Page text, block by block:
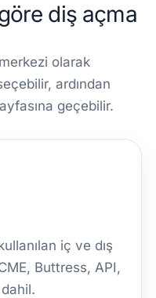
diş açma
olarak
ardından
geçebilir.
iç ve dış
Buttress, API,